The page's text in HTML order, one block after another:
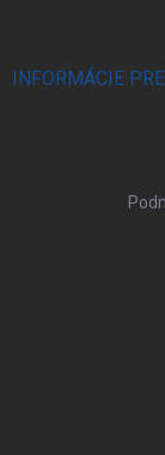
INFORMÁCIE